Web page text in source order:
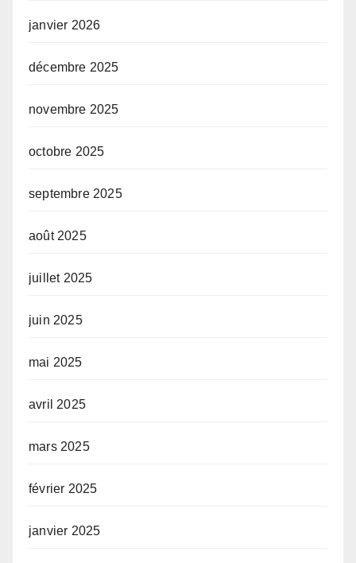
janvier 2026
décembre 2025
novembre 2025
octobre 2025
septembre 2025
août 2025
juillet 2025
juin 2025
mai 2025
avril 2025
mars 2025
février 2025
janvier 2025